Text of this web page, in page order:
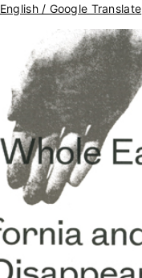
English / Google Translate